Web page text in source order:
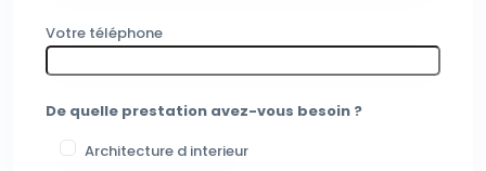
Votre téléphone
De quelle prestation avez-vous besoin ?
Architecture d interieur